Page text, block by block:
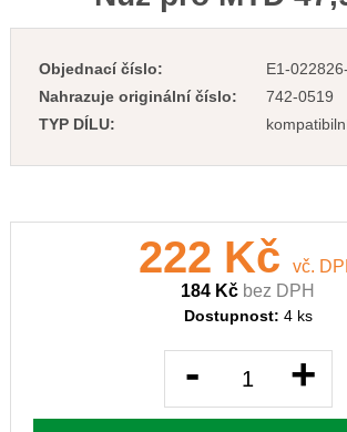
Objednací číslo:
E1-
Nahrazuje originální číslo:
742-0519
TYP DÍLU:
222 Kč
vč.
184 Kč bez DPH
Dostupnost: 4 ks
- +